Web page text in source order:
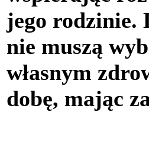
jego rodzinie.
nie muszą
własnym
dobę, mając